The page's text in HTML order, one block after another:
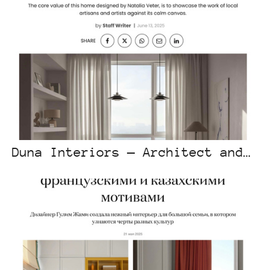
Duna Interiors — Architect and Interior India